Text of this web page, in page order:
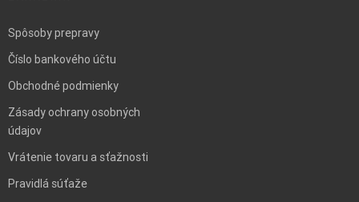
Spôsoby prepravy
Číslo bankového účtu
Obchodné podmienky
Zásady ochrany osobných
údajov
Vrátenie tovaru a sťažnosti
Pravidlá súťaže